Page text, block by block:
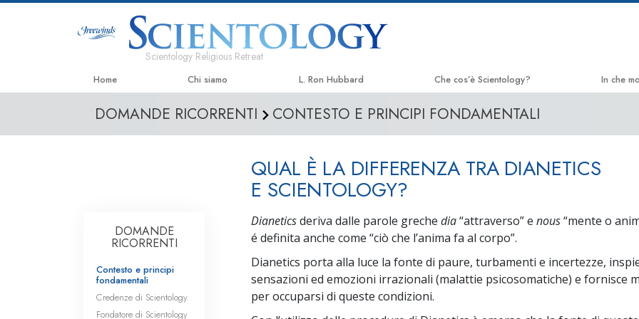
Scientology Religious Retreat
Home Chi siamo L. Ron Hubbard Che cos’è Scientology?
Credenze e pratiche
Che cosa dicono gli Scientologist
All’interno di una Chiesa
I Principi Fondamentali di Scientology
In che
La
Uniti per
DOMANDE RICORRENTI CONTESTO E PRINCIPI FONDAMENTALI
QUAL È LA DIFFERENZA TRA DIANETICS
E SCIENTOLOGY?
Dianeticsderiva dalle parole greche dia“attraverso” e nous“mente o
é definita anche come “ciò che l’anima fa al corpo”.
Dianetics porta alla luce la fonte di paure, turbamenti e incertezze,
sensazioni ed emozioni irrazionali (malattie psicosomatiche) e fornisce
per occuparsi di queste condizioni.
DOMANDE
RICORRENTI
Contesto e principi
fondamentali
Credenze di Scientology
Fondatore di Scientology